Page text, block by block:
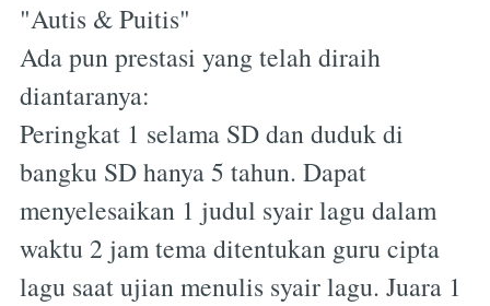
"Autis & Puitis"
Ada pun prestasi yang telah diraih
diantaranya:
Peringkat 1 selama SD dan duduk di
bangku SD hanya 5 tahun. Dapat
menyelesaikan 1 judul syair lagu dalam
waktu 2 jam tema ditentukan guru cipta
lagu saat ujian menulis syair lagu. Juara 1